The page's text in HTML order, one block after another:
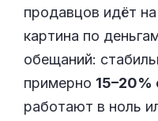
продавцов идёт
картина по
обещаний:
примерно 15–20%
работают в ноль